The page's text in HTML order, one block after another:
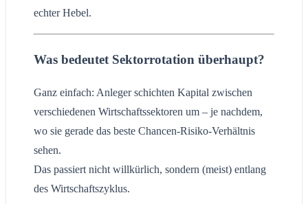
echter Hebel.
Was bedeutet Sektorrotation überhaupt?
Ganz einfach: Anleger schichten Kapital zwischen
verschiedenen Wirtschaftssektoren um – je nachdem,
wo sie gerade das beste Chancen-Risiko-Verhältnis
sehen.
Das passiert nicht willkürlich, sondern (meist) entlang
des Wirtschaftszyklus.